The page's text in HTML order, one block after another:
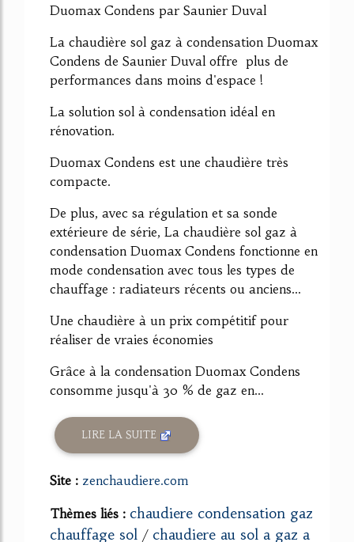
Duomax Condens par Saunier Duval
La chaudière sol gaz à condensation Duomax
Condens de Saunier Duval offre plus de
performances dans moins d'espace !
La solution sol à condensation idéal en
rénovation.
Duomax Condens est une chaudière très
compacte.
De plus, avec sa régulation et sa sonde
extérieure de série, La chaudière sol gaz à
condensation Duomax Condens fonctionne en
mode condensation avec tous les types de
chauffage : radiateurs récents ou anciens...
Une chaudière à un prix compétitif pour
réaliser de vraies économies
Grâce à la condensation Duomax Condens
consomme jusqu'à 30 % de gaz en...
LIRE LA SUITE
Site : zenchaudiere.com
Thèmes liés : chaudiere condensation gaz
chauffage sol / chaudiere au sol a gaz a